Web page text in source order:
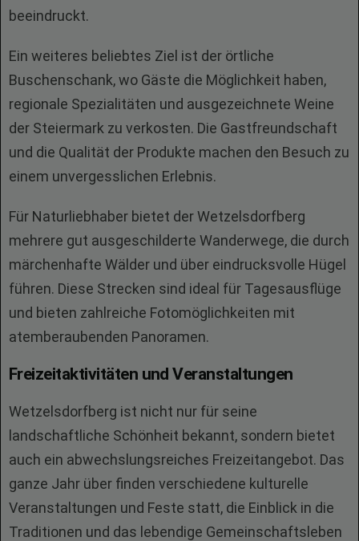
beeindruckt.
Ein weiteres beliebtes Ziel ist der örtliche
Buschenschank, wo Gäste die Möglichkeit haben,
regionale Spezialitäten und ausgezeichnete Weine
der Steiermark zu verkosten. Die Gastfreundschaft
und die Qualität der Produkte machen den Besuch zu
einem unvergesslichen Erlebnis.
Für Naturliebhaber bietet der Wetzelsdorfberg
mehrere gut ausgeschilderte Wanderwege, die durch
märchenhafte Wälder und über eindrucksvolle Hügel
führen. Diese Strecken sind ideal für Tagesausflüge
und bieten zahlreiche Fotomöglichkeiten mit
atemberaubenden Panoramen.
Freizeitaktivitäten und Veranstaltungen
Wetzelsdorfberg ist nicht nur für seine
landschaftliche Schönheit bekannt, sondern bietet
auch ein abwechslungsreiches Freizeitangebot. Das
ganze Jahr über finden verschiedene kulturelle
Veranstaltungen und Feste statt, die Einblick in die
Traditionen und das lebendige Gemeinschaftsleben